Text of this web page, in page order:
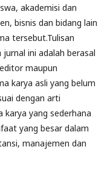
akademisi dan
bisnis dan bidang lain
tersebut.Tulisan
ini adalah berasal
maupun
karya asli yang belum
dengan arti
karya yang sederhana
yang besar dalam
manajemen dan